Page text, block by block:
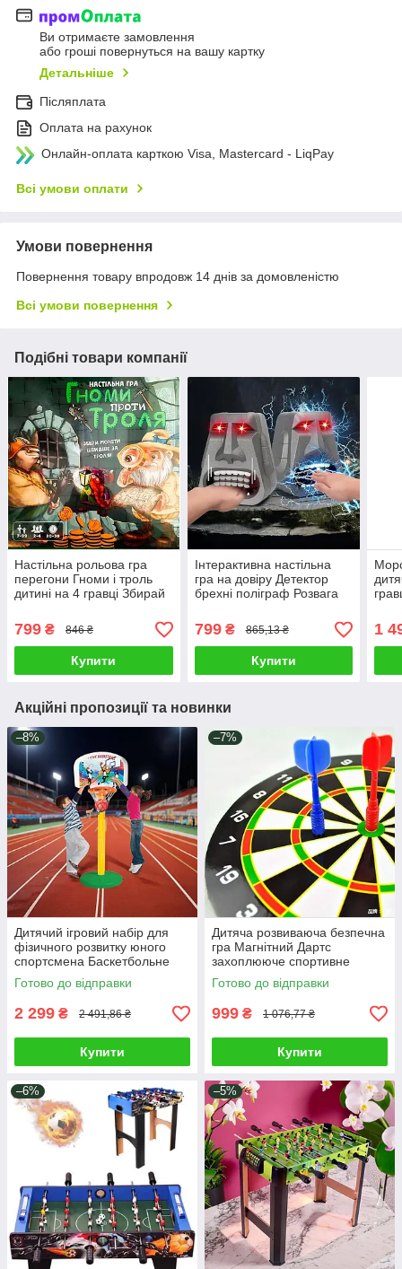
Ви отримаєте замовлення
або гроші повернуться на вашу картку
Детальніше
Післяплата
Оплата на рахунок
Онлайн-оплата карткою Visa, Mastercard - LiqPay
Всі умови оплати
Умови повернення
Повернення товару впродовж 14 днів за домовленістю
Всі умови повернення
Подібні товари компанії
Настільна рольова гра
перегони Гноми і троль
дитині на 4 гравці Збирай
швидкість Фігурки
799 ₴ 846 ₴
Купити
Інтерактивна настільна
гра на довіру Детектор
брехні поліграф Розвага
Голова Великодня
799₴ 865,13 ₴
Купити
1
Акційні пропозиції та новинки
–8%
Дитячий ігровий набір для
фізичного розвитку юного
спортсмена Баскетбольне
кільце з регулюванням рівня
м'яч
Готово до відправки
2 299 ₴ 2 491,86 ₴
Купити
–7%
Дитяча розвиваюча безпечна
гра Магнітний Дартс
захоплююче спортивне
дозвілля для всієї сім'ї
мішень 6 дротиків
Готово до відправки
999 ₴ 1 076,77 ₴
Купити
–6% –5%